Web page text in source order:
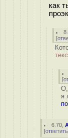
как
[
[
О,
я
6.70 ,
[ответить